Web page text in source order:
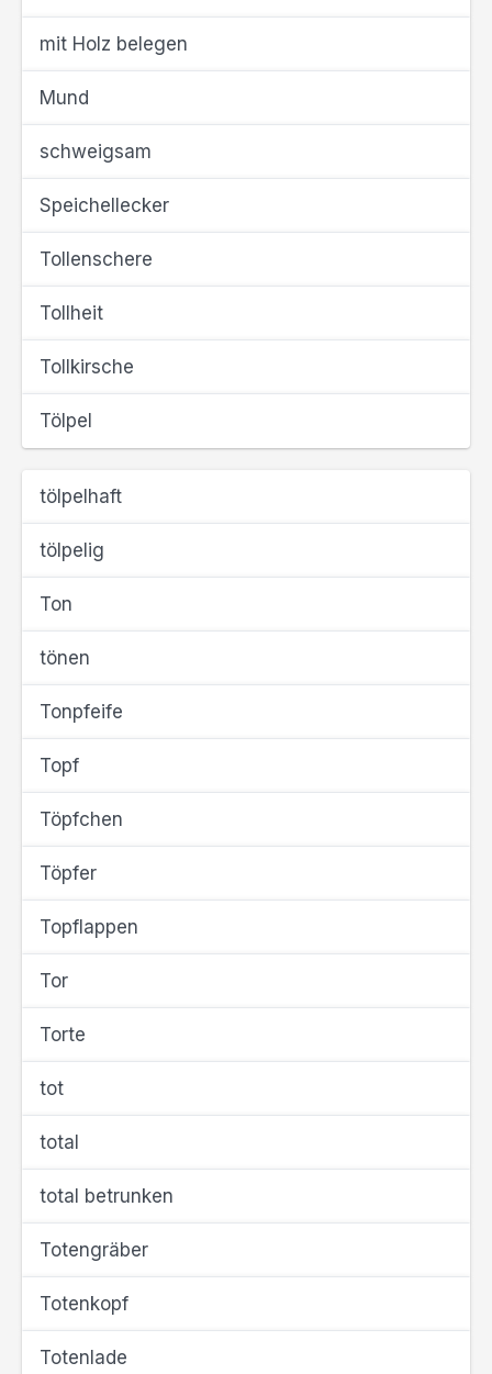
mit Holz belegen
Mund
schweigsam
Speichellecker
Tollenschere
Tollheit
Tollkirsche
Tölpel
tölpelhaft
tölpelig
Ton
tönen
Tonpfeife
Topf
Töpfchen
Töpfer
Topflappen
Tor
Torte
tot
total
total betrunken
Totengräber
Totenkopf
Totenlade